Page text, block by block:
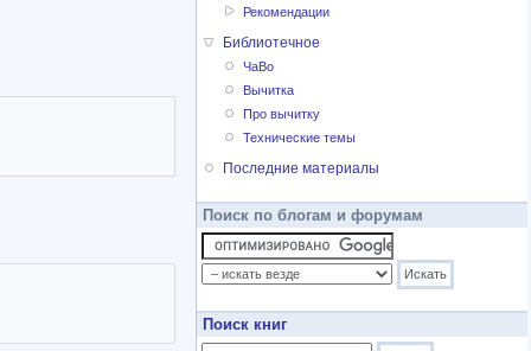
В 2 кн. Кн. 1 / Отв.
сталинизма.
на основе
операция на
учреждений
проекта
Член Международной
Рекомендации
Библиотечное
ЧаВо
Вычитка
Про вычитку
Технические темы
Последние материалы
Поиск по блогам и форумам
Поиск книг